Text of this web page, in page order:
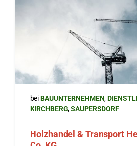
beiBAUUNTERNEHMEN,
KIRCHBERG,SAUPERSDORF
Holzhandel & Transport